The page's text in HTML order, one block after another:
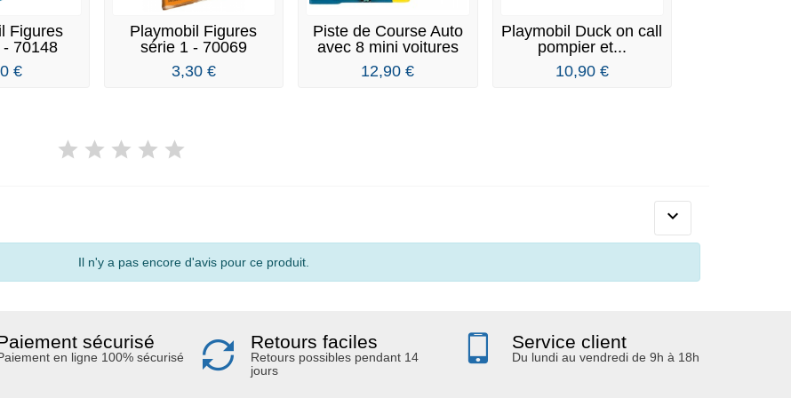
Figures
70148
€
Playmobil Figures
série 1 - 70069
3,30 €
Piste de Course Auto
avec 8 mini voitures
12,90 €
Playmobil Duck on call
pompier et...
10,90 €

Il n'y a pas encore d'avis pour ce produit.
sécurisé
en ligne 100% sécurisé
Retours faciles
Retours possibles pendant 14
jours
Service client
Du lundi au vendredi de 9h à 18h